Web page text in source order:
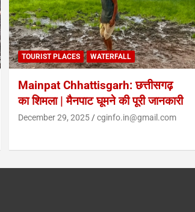
TOURIST PLACES WATERFALL
Mainpat Chhattisgarh: छत्तीसगढ़
का शिमला | मैनपाट घूमने की पूरी जानकारी
December 29, 2025 cginfo.in@gmail.com